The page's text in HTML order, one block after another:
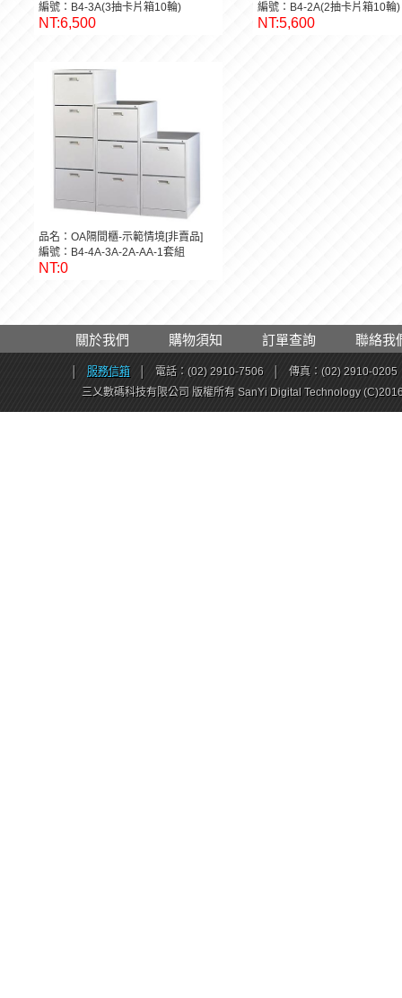
編號：B4-3A(3抽卡片箱10輪)
NT:6,500
編號：B4-2A(2抽卡片箱10輪)
NT:5,600
品名：OA隔間櫃-示範情境[非賣品]
編號：B4-4A-3A-2A-AA-1套組
NT:0
關於我們 購物須知 訂單查詢 聯絡我
服務信箱 電話：(02) 2910-7506
傳真：(02) 2910-0205
三乂數碼科技有限公司 版權所有 SanYi Digital Technology